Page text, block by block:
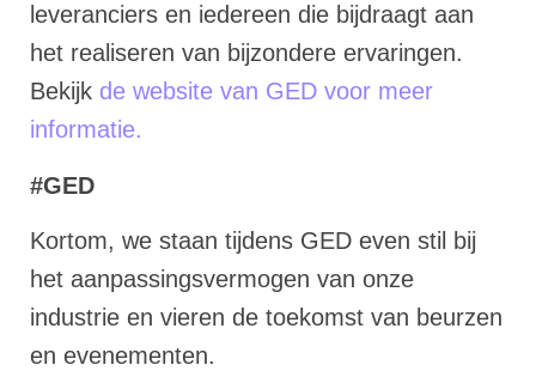
leveranciers en iedereen die bijdraagt aan
het realiseren van bijzondere ervaringen.
Bekijk de website van GED voor meer
informatie.
#GED
Kortom, we staan tijdens GED even stil bij
het aanpassingsvermogen van onze
industrie en vieren de toekomst van beurzen
en evenementen.